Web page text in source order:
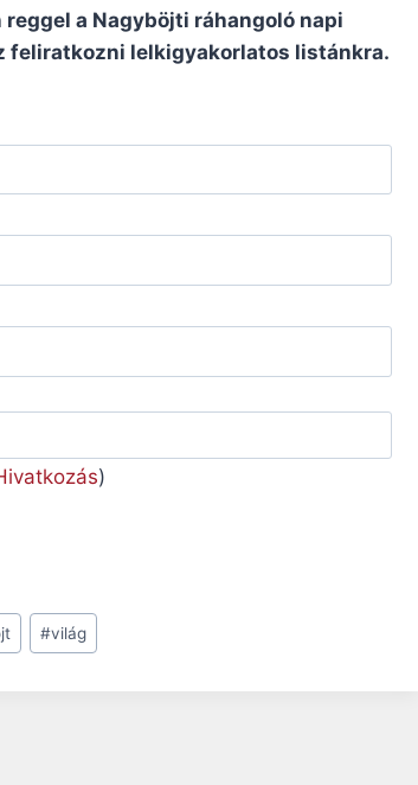
a Nagyböjti ráhangoló napi
feliratkozni lelkigyakorlatos listánkra.
)
#világ